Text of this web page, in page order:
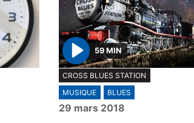
P
l
a
y
59 MIN
CROSS BLUES STATION
MUSIQUE
BLUES
29 mars 2018